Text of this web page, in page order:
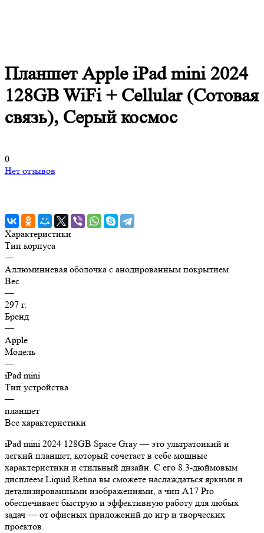
Планшет Apple iPad mini 2024
128GB WiFi + Cellular (Сотовая
связь), Серый космос
0
Нет отзывов
Характеристики
Тип корпуса
—
Аллюминиевая оболочка с анодированным покрытием
Вес
—
297 г.
Бренд
—
Apple
Модель
—
iPad mini
Тип устройства
—
планшет
Все характеристики
iPad mini 2024 128GB Space Gray — это ультратонкий и
легкий планшет, который сочетает в себе мощные
характеристики и стильный дизайн. С его 8.3-дюймовым
дисплеем Liquid Retina вы сможете наслаждаться яркими и
детализированными изображениями, а чип A17 Pro
обеспечивает быструю и эффективную работу для любых
задач — от офисных приложений до игр и творческих
проектов.